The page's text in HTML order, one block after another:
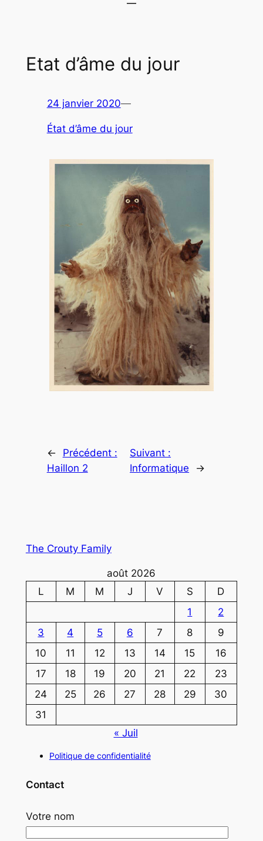
Etat d’âme du jour
24 janvier 2020—
État d’âme du jour
←
Précédent :
Haillon 2
Suivant :
Informatique
→
The Crouty Family
août 2026
L
M M J V S
D
1
2
3
4 5 6 7 8
9
10
11 12 13 14 15
16
17
18 19 20 21 22
23
24
25 26 27 28 29
30
31
« Juil
Politique de confidentialité
Contact
Votre nom